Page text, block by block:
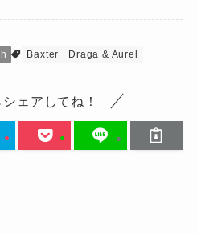
Baxter Draga & Aurel
ェアしてね！